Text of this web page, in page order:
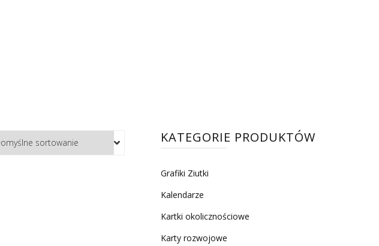
KATEGORIE PRODUKTÓW
Grafiki Ziutki
Kalendarze
Kartki okolicznościowe
Karty rozwojowe